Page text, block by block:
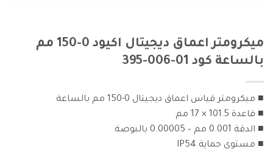
ميكرومتر اعماق ديجيتال اكيود 0-150 مم
بالساعة كود 01-006-395
■ ميكرومتر قياس اعماق ديجيتال 0-150 مم بالساعة
■ قاعدة 101.5 × 17 مم
■ الدقة 0.001 مم – 0.00005 بالبوصة
■ مستوى حماية IP54